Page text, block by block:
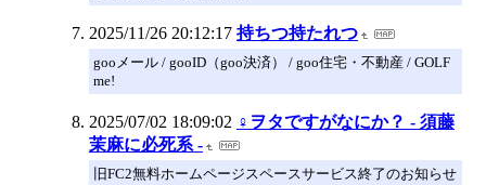
2025/11/26 20:12:17 持ちつ持たれつ
gooメール / gooID（goo決済） / goo住宅・不動産 / GOLF
me!
2025/07/02 18:09:02 ♀ヲタですがなにか？ - 須藤
茉麻に必死系 -
旧FC2無料ホームページスペースサービス終了のお知らせ